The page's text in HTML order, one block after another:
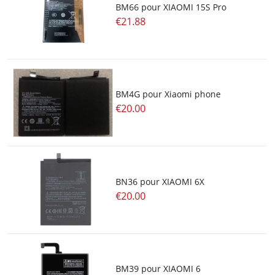
BM66 pour XIAOMI 15S Pro
€21.88
BM4G pour Xiaomi phone
€20.00
BN36 pour XIAOMI 6X
€20.00
BM39 pour XIAOMI 6